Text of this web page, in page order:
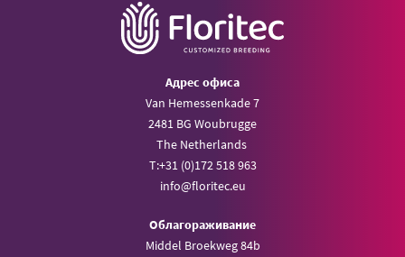
Aдрес офиса
Van Hemessenkade 7
2481 BG Woubrugge
The Netherlands
T:+31 (0)172 518 963
info@floritec.eu
Oблагораживание
Middel Broekweg 84b